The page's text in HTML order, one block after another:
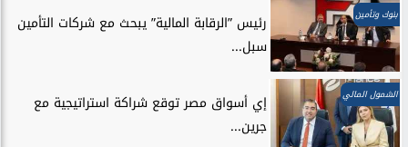
بنوك وتأمين
رئيس ”الرقابة المالية” يبحث مع شركات التأمين
سبل...
الشمول المالي
إي أسواق مصر توقع شراكة استراتيجية مع
جرين...